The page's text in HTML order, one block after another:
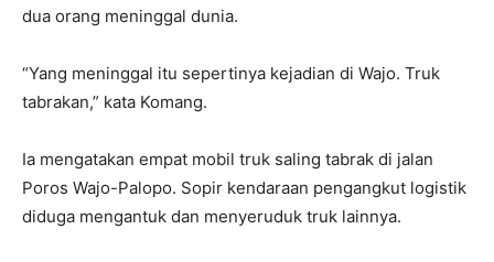
dua orang meninggal dunia.
“Yang meninggal itu sepertinya kejadian di Wajo. Truk
tabrakan,” kata Komang.
Ia mengatakan empat mobil truk saling tabrak di jalan
Poros Wajo-Palopo. Sopir kendaraan pengangkut logistik
diduga mengantuk dan menyeruduk truk lainnya.